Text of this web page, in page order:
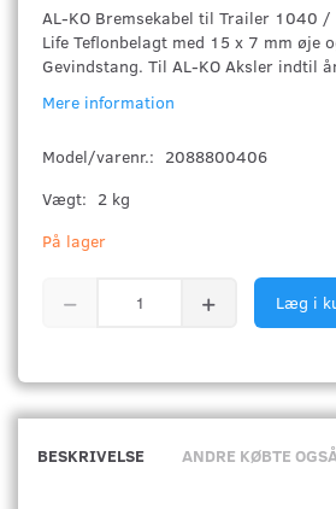
AL-KO Bremsekabel til Trailer 1040
Life Teflonbelagt med 15 x 7 mm øje
Gevindstang. Til AL-KO Aksler indtil
Mere information
Model/varenr.: 2088800406
Vægt: 2 kg
På lager
Læg i
BESKRIVELSE ANDRE KØBTE